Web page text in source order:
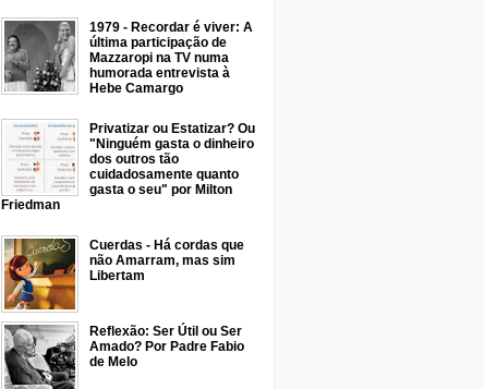
1979 - Recordar é viver: A
última participação de
Mazzaropi na TV numa
humorada entrevista à
Hebe Camargo
Privatizar ou Estatizar? Ou
"Ninguém gasta o dinheiro
dos outros tão
cuidadosamente quanto
gasta o seu" por Milton
Friedman
Cuerdas - Há cordas que
não Amarram, mas sim
Libertam
Reflexão: Ser Útil ou Ser
Amado? Por Padre Fabio
de Melo